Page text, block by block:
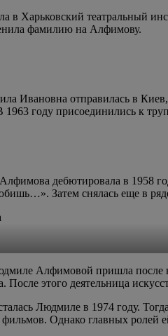
в Харьковский театральный
фамилию на Алфимову.
Ивановна отправилась в Киев,
1963 году присоединились к
дебютировала в 1958
Затем снялась еще в
Алфимовой пришла после
этого деятельница
Людмиле в 1974 году.
Однако главных ролей